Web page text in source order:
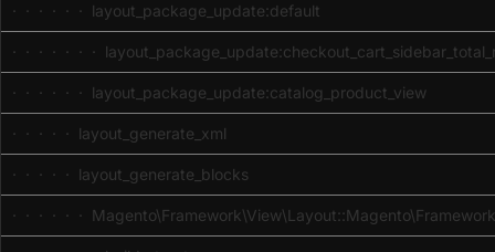
· · · · · · layout_package_update:default
· · · · · · ·
· · · · · · layout_package_update:catalog_product_view
· · · · · layout_generate_xml
· · · · · layout_generate_blocks
· · · · · ·